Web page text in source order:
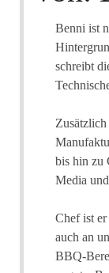
Benni ist
schreibt
bis hin zu
Media
Chef ist
auch an
BBQ-